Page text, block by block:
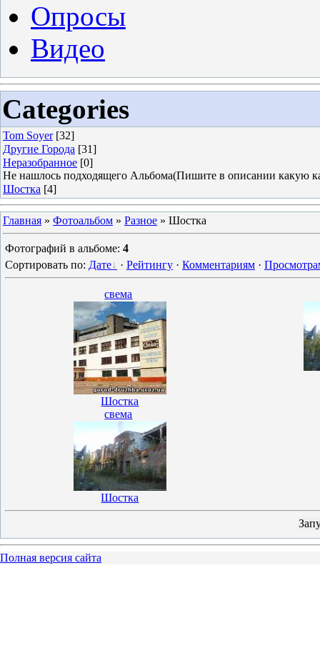
Опросы
Видео
Categories
Tom Soyer [32]
Другие Города [31]
Неразобранное [0]
Не нашлось подходящего Альбома(Пишите в описании какую
Шостка [4]
Главная » Фотоальбом » Разное » Шостка
Фотографий в альбоме: 4
Сортировать по: Дате · Рейтингу · Комментариям ·
свема
Шостка
свема
Шостка
Полная версия сайта